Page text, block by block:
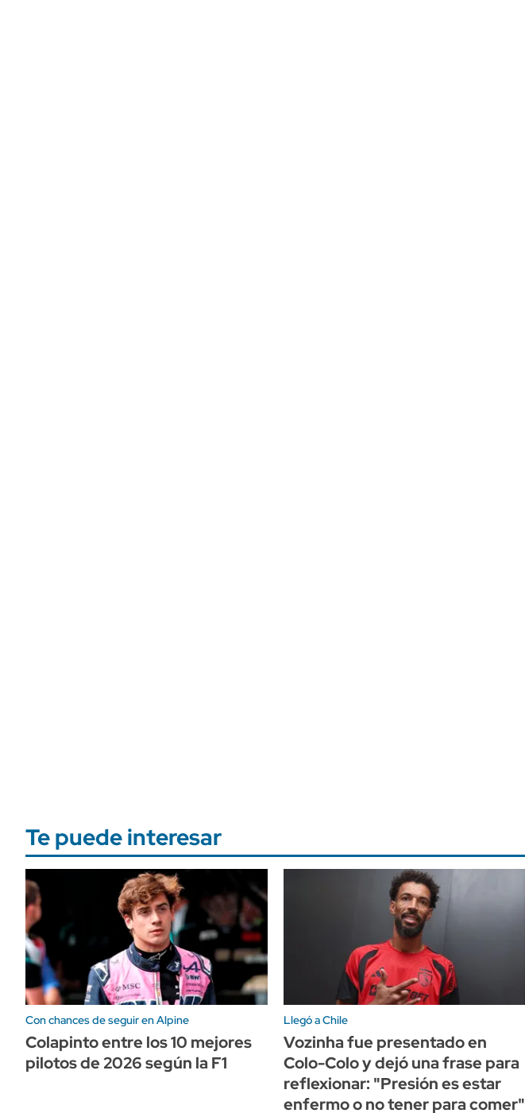
Te puede interesar
Con chances de seguir en Alpine
Colapinto entre los 10 mejores
pilotos de 2026 según la F1
Llegó a Chile
Vozinha fue presentado en
Colo-Colo y dejó una frase para
reflexionar: "Presión es estar
enfermo o no tener para comer"